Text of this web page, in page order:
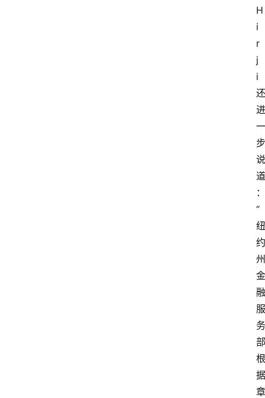
H
i
r
j
i
还
进
一
步
说
道
：
“
纽
约
州
金
融
服
务
部
根
据
章